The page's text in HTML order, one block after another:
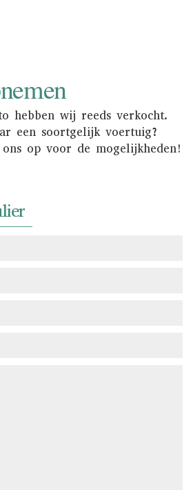
hebben wij reeds verkocht.
een soortgelijk voertuig?
op voor de mogelijkheden!